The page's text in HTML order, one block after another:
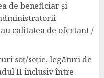
de beneficiar și
calitatea de ofertant /
soț/soție, legături de
II inclusiv între